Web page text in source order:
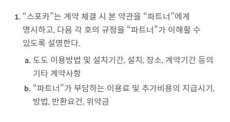
스포카 는 계약 체결 시 본 약관을 파트너 에게
명시하고, 다음 각 호의 규정을 파트너 가 이해할 수
있도록 설명한다.
도도 이용방법 및 설치기간, 설치, 장소, 계약기간 등의
기타 계약사항
파트너 가 부담하는 이용료 및 추가비용의 지급시기,
방법, 반환요건, 위약금